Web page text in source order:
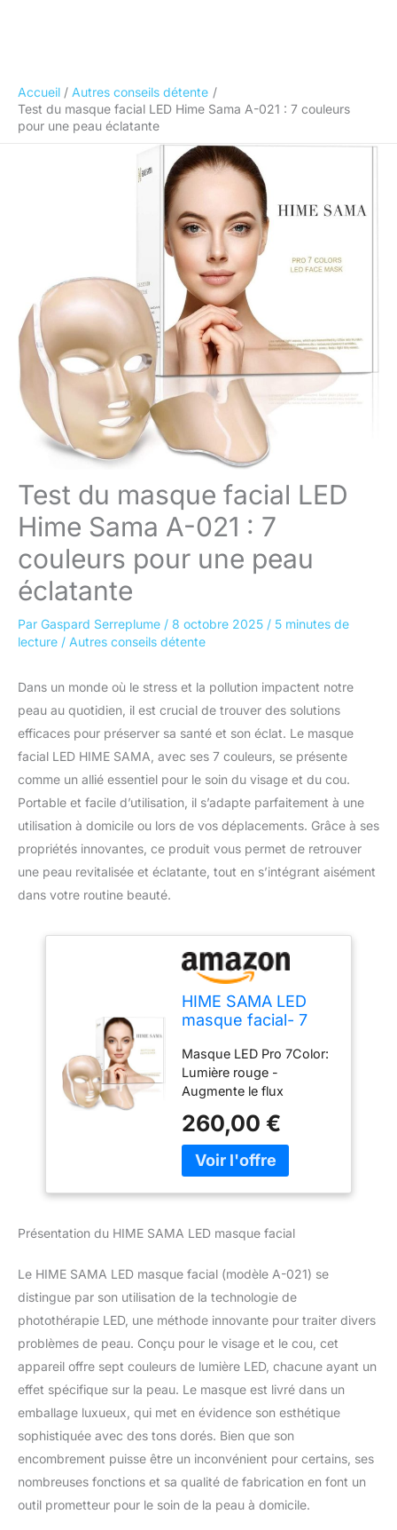
Accueil
Autres conseils détente
Test du masque facial LED Hime Sama A-021 : 7 couleurs
pour une peau éclatante
Test du masque facial LED
Hime Sama A-021 : 7
couleurs pour une peau
éclatante
Par Gaspard Serreplume / 8 octobre 2025 / 5 minutes de
lecture / Autres conseils détente
Dans un monde où le stress et la pollution impactent notre
peau au quotidien, il est crucial de trouver des solutions
efficaces pour préserver sa santé et son éclat. Le masque
facial LED HIME SAMA, avec ses 7 couleurs, se présente
comme un allié essentiel pour le soin du visage et du cou.
Portable et facile d’utilisation, il s’adapte parfaitement à une
utilisation à domicile ou lors de vos déplacements. Grâce à ses
propriétés innovantes, ce produit vous permet de retrouver
une peau revitalisée et éclatante, tout en s’intégrant aisément
dans votre routine beauté.
HIME SAMA LED
masque facial- 7
pour le visage et le
cou, Portable,
Convient pour la
maison et les
voyages (A-021)
Masque LED Pro 7Color:
Lumière rouge -
Augmente le flux
de collagène | Lumière
bleue - Calme et tonifie la
peau | Lumière verte -
Réparation en
| Lumière violette -
Relaxante, améliore le
métabolisme
bleu clair - Apaisante,
peut aider les allergies |
NOUVELLE lumière
blanche - Accélère le
métabolisme tissulaire
Soins De La Peau De
Salon: Utilise des ondes
de lumière naturelle qui
sont transmises par LED
260,00 €
Présentation du HIME SAMA LED masque facial
Le HIME SAMA LED masque facial (modèle A-021) se
distingue par son utilisation de la technologie de
photothérapie LED, une méthode innovante pour traiter divers
problèmes de peau. Conçu pour le visage et le cou, cet
appareil offre sept couleurs de lumière LED, chacune ayant un
effet spécifique sur la peau. Le masque est livré dans un
emballage luxueux, qui met en évidence son esthétique
sophistiquée avec des tons dorés. Bien que son
encombrement puisse être un inconvénient pour certains, ses
nombreuses fonctions et sa qualité de fabrication en font un
outil prometteur pour le soin de la peau à domicile.